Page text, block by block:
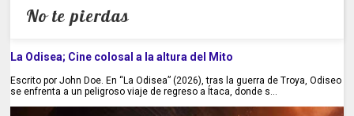
No te pierdas
La Odisea; Cine colosal a la altura del Mito
Escrito por John Doe. En “La Odisea” (2026), tras la guerra de Troya, Odiseo
se enfrenta a un peligroso viaje de regreso a Ítaca, donde s...